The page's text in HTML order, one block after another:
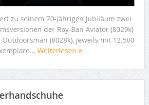
zu seinem 70-jährigen Jubiläum zwei
der Ray-Ban Aviator (8029k)
(8028k), jeweils mit 12.500
Weiterlesen